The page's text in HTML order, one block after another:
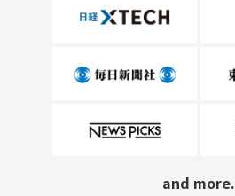
and more.